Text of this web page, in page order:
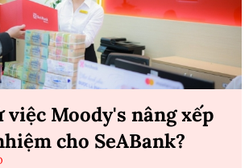
việc Moody's nâng xếp
cho SeABank?